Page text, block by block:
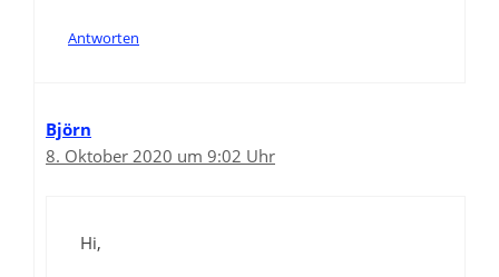
Antworten
Björn
8. Oktober 2020 um 9:02 Uhr
Hi,